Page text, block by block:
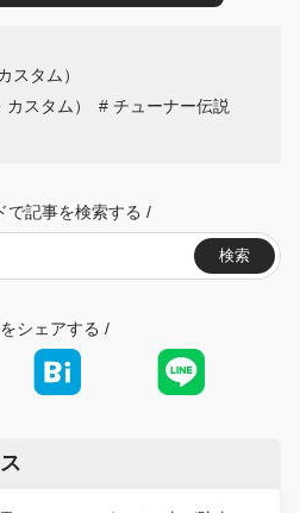
スタム）
スタム）
チューナー伝説
で記事を検索する /
検索
シェアする /